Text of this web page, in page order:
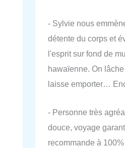
- Sylvie nous
détente du corps et
l'esprit sur fond de
hawaïenne. On
laisse emporter…
- Personne très
douce, voyage
recommande à 100%